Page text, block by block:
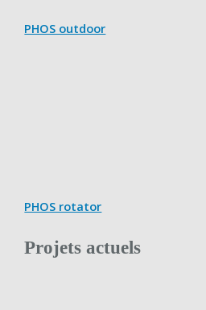
PHOS outdoor
PHOS rotator
Projets actuels